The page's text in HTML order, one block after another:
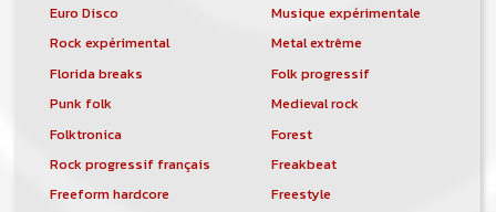
Euro Disco
Musique expérimentale
Rock expérimental
Metal extrême
Florida breaks
Folk progressif
Punk folk
Medieval rock
Folktronica
Forest
Rock progressif français
Freakbeat
Freeform hardcore
Freestyle